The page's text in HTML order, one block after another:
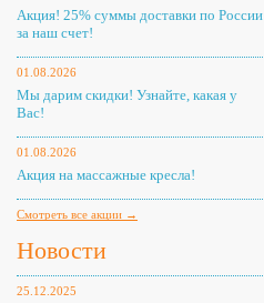
Акция! 25% суммы доставки по России
за наш счет!
01.08.2026
Мы дарим скидки! Узнайте, какая у
Вас!
01.08.2026
Акция на массажные кресла!
Смотреть все акции →
Новости
25.12.2025